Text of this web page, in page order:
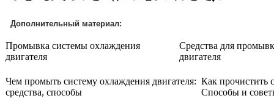
Дополнительный материал:
Промывка системы охлаждения
двигателя
Средства для
двигателя
Чем промыть систему охлаждения двигателя:
средства, способы
Как прочистить
Способы и